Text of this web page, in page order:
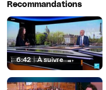
Recommandations
6:42 | À suivre